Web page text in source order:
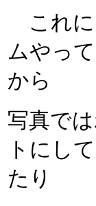
これに
ムやっ
から
写真で
トにし
たり